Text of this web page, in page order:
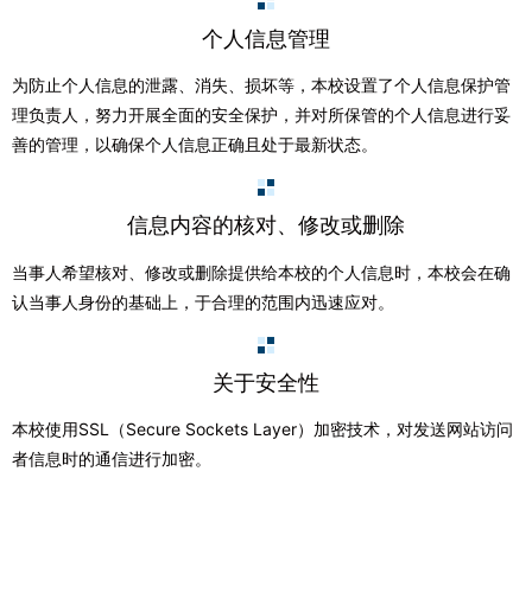
个人信息管理
为防止个人信息的泄露、消失、损坏等，本校设置了个人信息保护管
理负责人，努力开展全面的安全保护，并对所保管的个人信息进行妥
善的管理，以确保个人信息正确且处于最新状态。
信息内容的核对、修改或删除
当事人希望核对、修改或删除提供给本校的个人信息时，本校会在确
认当事人身份的基础上，于合理的范围内迅速应对。
关于安全性
本校使用SSL（Secure Sockets Layer）加密技术，对发送网站访问
者信息时的通信进行加密。